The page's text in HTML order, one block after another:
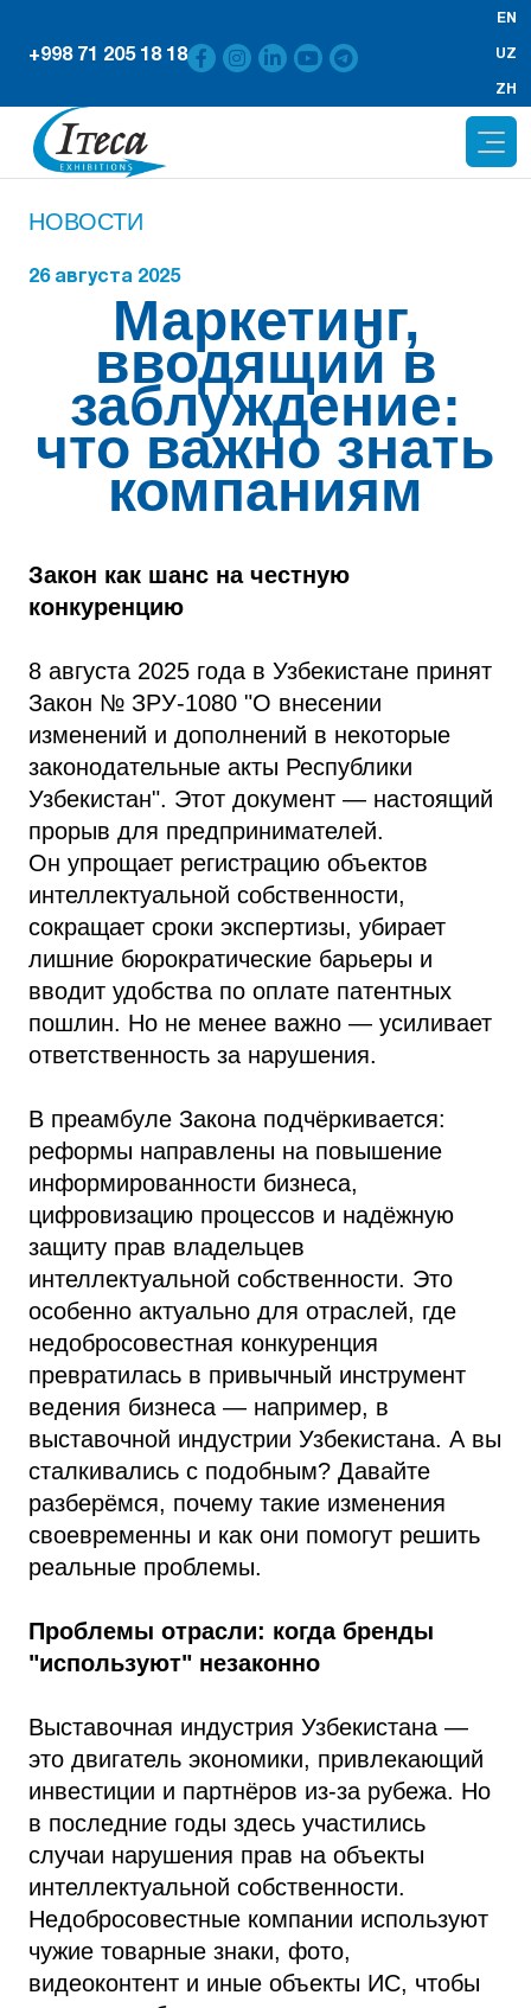
+998 71 205 18 18
EN
UZ
ZH
НОВОСТИ
26 августа 2025
Маркетинг,
вводящий в
заблуждение:
что важно знать
компаниям
Закон как шанс на честную
конкуренцию
8 августа 2025 года в Узбекистане принят
Закон № ЗРУ-1080 "О внесении
изменений и дополнений в некоторые
законодательные акты Республики
Узбекистан". Этот документ — настоящий
прорыв для предпринимателей.
Он упрощает регистрацию объектов
интеллектуальной собственности,
сокращает сроки экспертизы, убирает
лишние бюрократические барьеры и
вводит удобства по оплате патентных
пошлин. Но не менее важно — усиливает
ответственность за нарушения.
В преамбуле Закона подчёркивается:
реформы направлены на повышение
информированности бизнеса,
цифровизацию процессов и надёжную
защиту прав владельцев
интеллектуальной собственности. Это
особенно актуально для отраслей, где
недобросовестная конкуренция
превратилась в привычный инструмент
ведения бизнеса — например, в
выставочной индустрии Узбекистана. А вы
сталкивались с подобным? Давайте
разберёмся, почему такие изменения
своевременны и как они помогут решить
реальные проблемы.
Проблемы отрасли: когда бренды
"используют" незаконно
Выставочная индустрия Узбекистана —
это двигатель экономики, привлекающий
инвестиции и партнёров из-за рубежа. Но
в последние годы здесь участились
случаи нарушения прав на объекты
интеллектуальной собственности.
Недобросовестные компании используют
чужие товарные знаки, фото,
видеоконтент и иные объекты ИС, чтобы